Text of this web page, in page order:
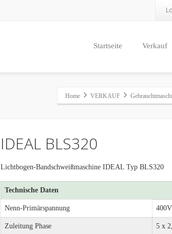
Startseite Verkauf
Home VERKAUF
IDEAL BLS320
Lichtbogen-Bandschweißmaschine IDEAL Typ BLS320
Technische Daten
Nenn-Primärspannung 400V
Zuleitung Phase 5 x